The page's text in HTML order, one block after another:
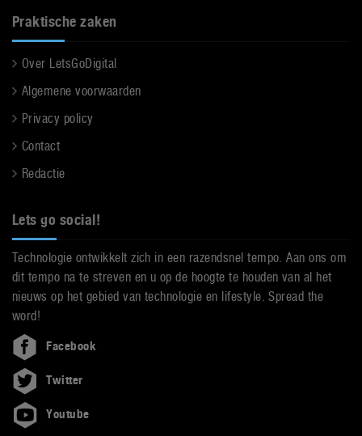
Praktische zaken
Over LetsGoDigital
Algemene voorwaarden
Privacy policy
Contact
Redactie
Lets go social!
Technologie ontwikkelt zich in een razendsnel tempo. Aan ons om
dit tempo na te streven en u op de hoogte te houden van al het
nieuws op het gebied van technologie en lifestyle. Spread the
word!
Facebook
Twitter
Youtube